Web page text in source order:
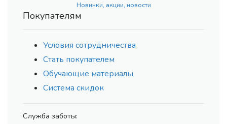
Новинки, акции, новости
Покупателям
Условия сотрудничества
Стать покупателем
Обучающие материалы
Система скидок
Служба заботы: